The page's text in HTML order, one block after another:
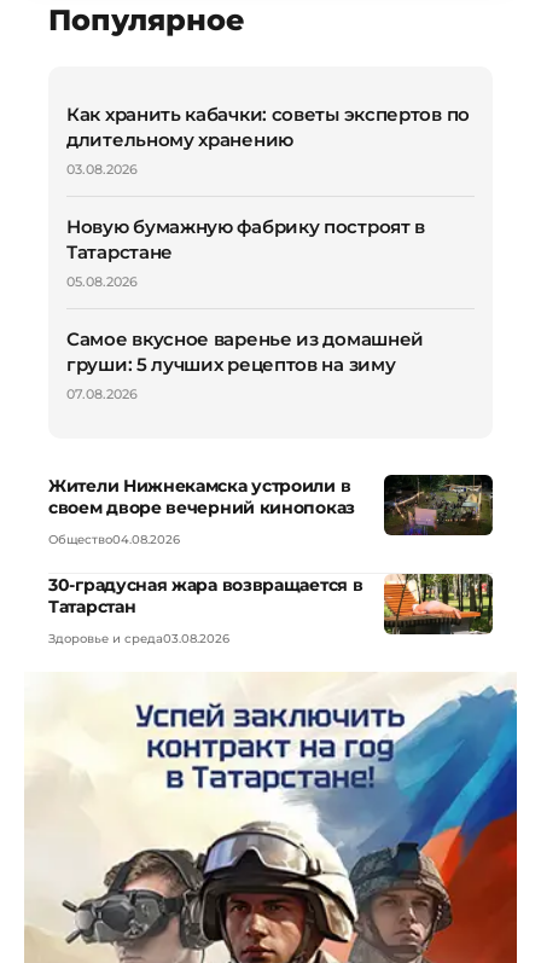
Популярное
Как хранить кабачки: советы экспертов по
длительному хранению
03.08.2026
Новую бумажную фабрику построят в
Татарстане
05.08.2026
Самое вкусное варенье из домашней
груши: 5 лучших рецептов на зиму
07.08.2026
Жители Нижнекамска устроили в
своем дворе вечерний кинопоказ
Общество04.08.2026
30-градусная жара возвращается в
Татарстан
Здоровье и среда03.08.2026